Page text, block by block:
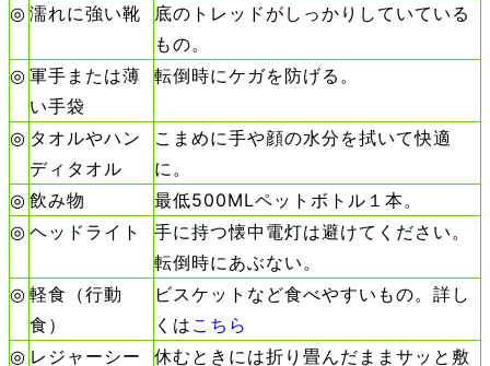
◎ 濡れに強い靴
底のトレッドがしっかりしていている
もの。
◎ 軍手または薄
い手袋
転倒時にケガを防げる。
◎ タオルやハン
ディタオル
こまめに手や顔の水分を拭いて快適
に。
◎ 飲み物
最低500MLペットボトル１本。
◎ ヘッドライト
手に持つ懐中電灯は避けてください。
転倒時にあぶない。
◎ 軽食（行動
食）
ビスケットなど食べやすいもの。詳し
くは こちら
◎ レジャーシー
休むときには折り畳んだままサッと敷